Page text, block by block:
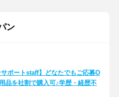
ン
サポートstaff】どなたでもご応募O
品を社割で購入可♪学歴・経歴不